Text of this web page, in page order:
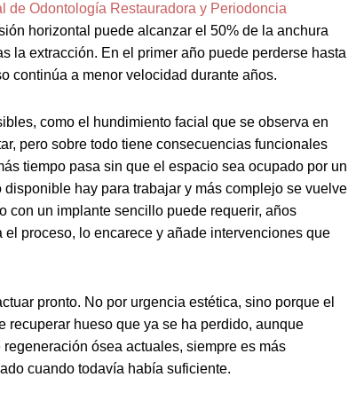
de Odontología Restauradora y Periodoncia
horizontal puede alcanzar el 50% de la anchura
la extracción. En el primer año puede perderse hasta
continúa a menor velocidad durante años.
como el hundimiento facial que se observa en
pero sobre todo tiene consecuencias funcionales
tiempo pasa sin que el espacio sea ocupado por un
hay para trabajar y más complejo se vuelve
con un implante sencillo puede requerir, años
proceso, lo encarece y añade intervenciones que
pronto. No por urgencia estética, sino porque el
hueso que ya se ha perdido, aunque
ósea actuales, siempre es más
cuando todavía había suficiente.